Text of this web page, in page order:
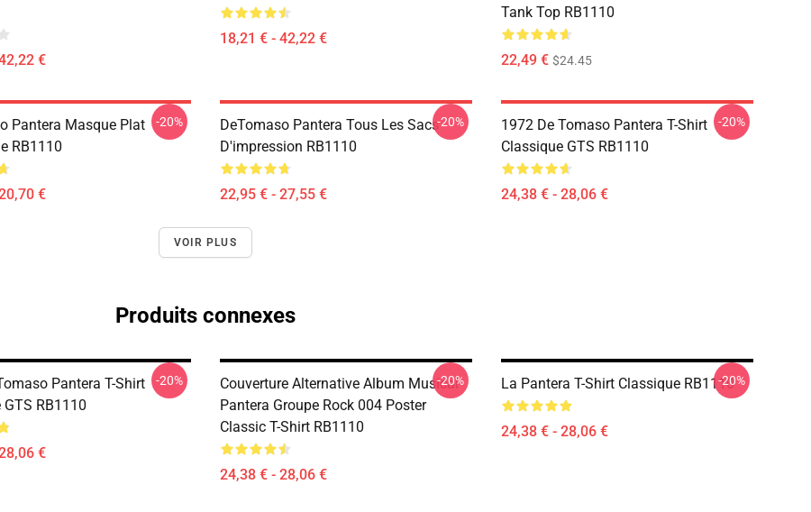
€
18,21 € - 42,22 €
Tank Top RB1110
22,49 € $24.45
Pantera Masque Plat
RB1110
€
-20%
DeTomaso Pantera Tous Les Sacs
D'impression RB1110
22,95 € - 27,55 €
-20%
1972 De Tomaso Pantera T-Shirt
Classique GTS RB1110
24,38 € - 28,06 €
-20%
VOIR PLUS
Produits connexes
Pantera T-Shirt
RB1110
€
-20%
Couverture Alternative Album Musical
Pantera Groupe Rock 004 Poster
Classic T-Shirt RB1110
24,38 € - 28,06 €
-20% La Pantera T-Shirt Classique RB1110
24,38 € - 28,06 €
-20%